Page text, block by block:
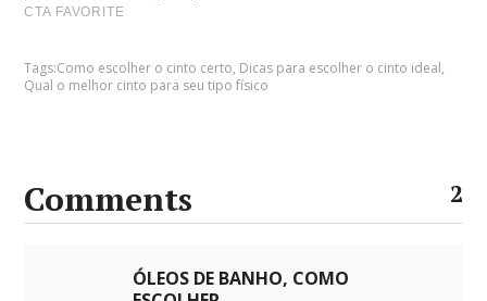
Tags:Como escolher o cinto certo, Dicas para escolher o cinto ideal,
Qual o melhor cinto para seu tipo físico
Comments 2
ÓLEOS DE BANHO, COMO